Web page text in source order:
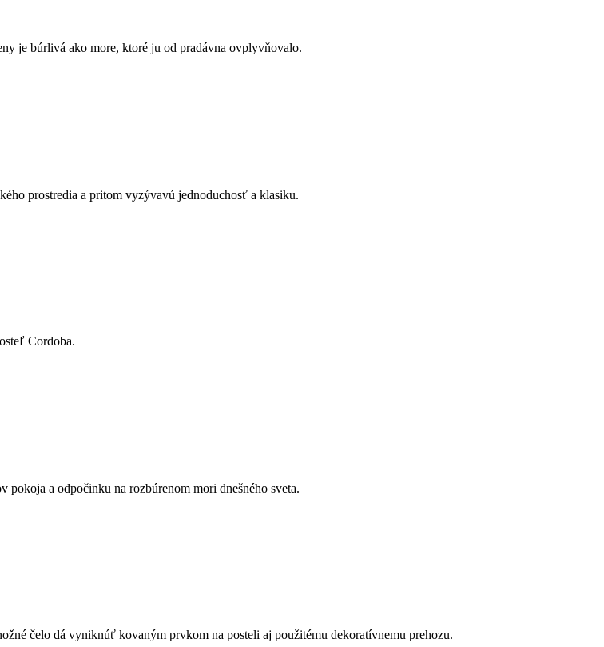
je búrlivá ako more, ktoré ju od pradávna ovplyvňovalo.
prostredia a pritom vyzývavú jednoduchosť a klasiku.
Cordoba.
a odpočinku na rozbúrenom mori dnešného sveta.
čelo dá vyniknúť kovaným prvkom na posteli aj použitému dekoratívnemu prehozu.